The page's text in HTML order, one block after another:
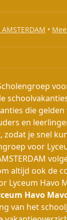
•
die
en
zodat je snel
voor
altijd ook de
Lyceum Havo
Havo
van het